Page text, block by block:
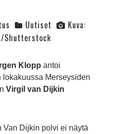
Uutiset
Kuva:
Shutterstock
Klopp antoi
Merseysiden
Virgil van Dijkin
Van Dijkin polvi ei näytä